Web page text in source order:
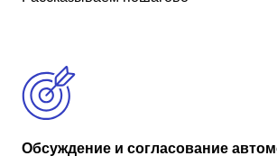
Обсуждение и согласование